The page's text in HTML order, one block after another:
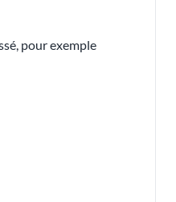
pour exemple